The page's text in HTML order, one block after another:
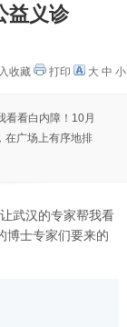
益义诊
收藏
打印 大 中 小
看看白内障！10月
在广场上有序地排
武汉的专家帮我看
博士专家们要来的